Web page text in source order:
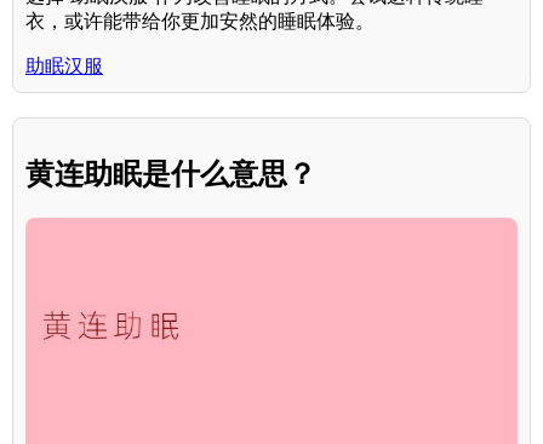
衣，或许能带给你更加安然的睡眠体验。
助眠汉服
黄连助眠是什么意思？